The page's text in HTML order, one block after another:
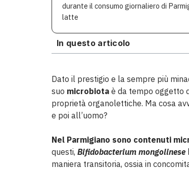
durante il consumo giornaliero di
latte
In questo articolo
Dato il prestigio e la sempre più
suo microbiota è da tempo oggetto
proprietà organolettiche. Ma cosa
e poi all’uomo?
Nel Parmigiano sono contenuti
questi, Bifidobacterium mongolinese
maniera transitoria, ossia in